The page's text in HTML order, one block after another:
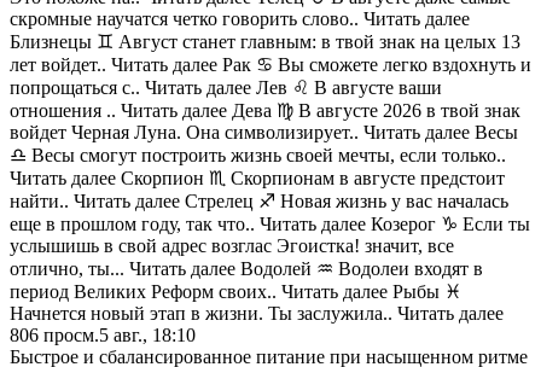
скромные научатся четко говорить слово.. Читать далее
Близнецы ♊️ Август станет главным: в твой знак на целых 13
лет войдет.. Читать далее Рак ♋️ Вы сможете легко вздохнуть и
попрощаться с.. Читать далее Лев ♌️ В августе ваши
отношения .. Читать далее Дева ♍️ В августе 2026 в твой знак
войдет Черная Луна. Она символизирует.. Читать далее Весы
♎️ Весы смогут построить жизнь своей мечты, если только..
Читать далее Скорпион ♏️ Скорпионам в августе предстоит
найти.. Читать далее Стрелец ♐️ Новая жизнь у вас началась
еще в прошлом году, так что.. Читать далее Козерог ♑️ Если ты
услышишь в свой адрес возглас Эгоистка! значит, все
отлично, ты... Читать далее Водолей ♒️ Водолеи входят в
период Великих Реформ своих.. Читать далее Рыбы ♓️
Начнется новый этап в жизни. Ты заслужила.. Читать далее
806 просм.5 авг., 18:10
Быстрое и сбалансированное питание при насыщенном ритме